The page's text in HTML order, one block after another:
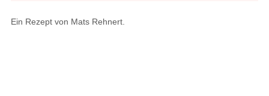
Ein Rezept von Mats Rehnert.